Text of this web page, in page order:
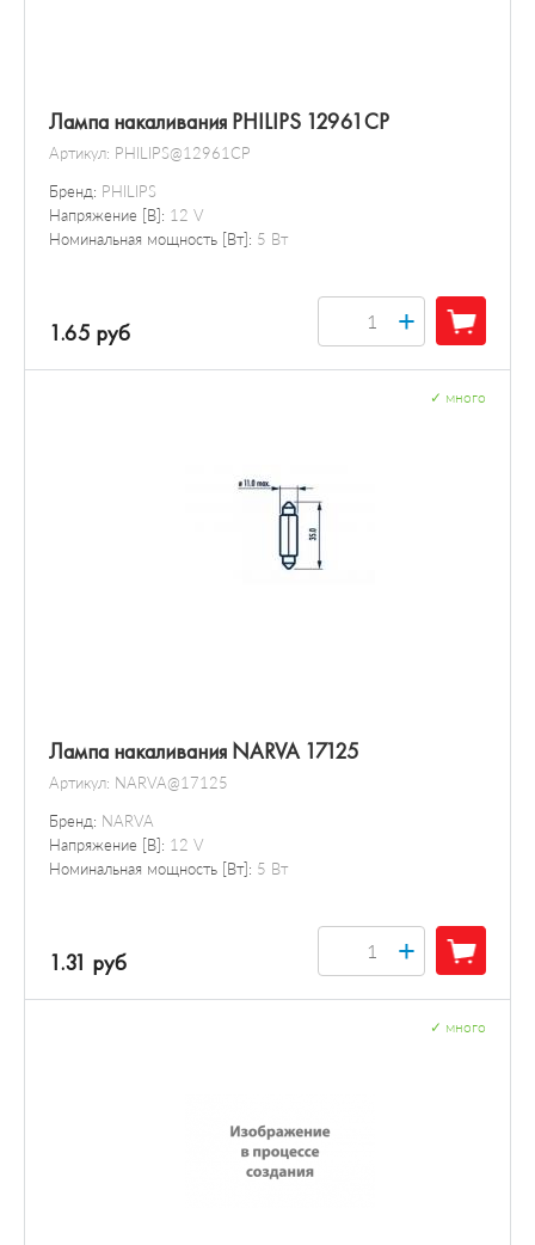
Лампа накаливания PHILIPS 12961CP
Артикул: PHILIPS@12961CP
Бренд: PHILIPS
Напряжение [В]: 12 V
Номинальная мощность [Вт]: 5 Вт
1.65 руб +
Лампа накаливания NARVA 17125
Артикул: NARVA@17125
Бренд: NARVA
Напряжение [В]: 12 V
Номинальная мощность [Вт]: 5 Вт
много
1.31 руб +
много